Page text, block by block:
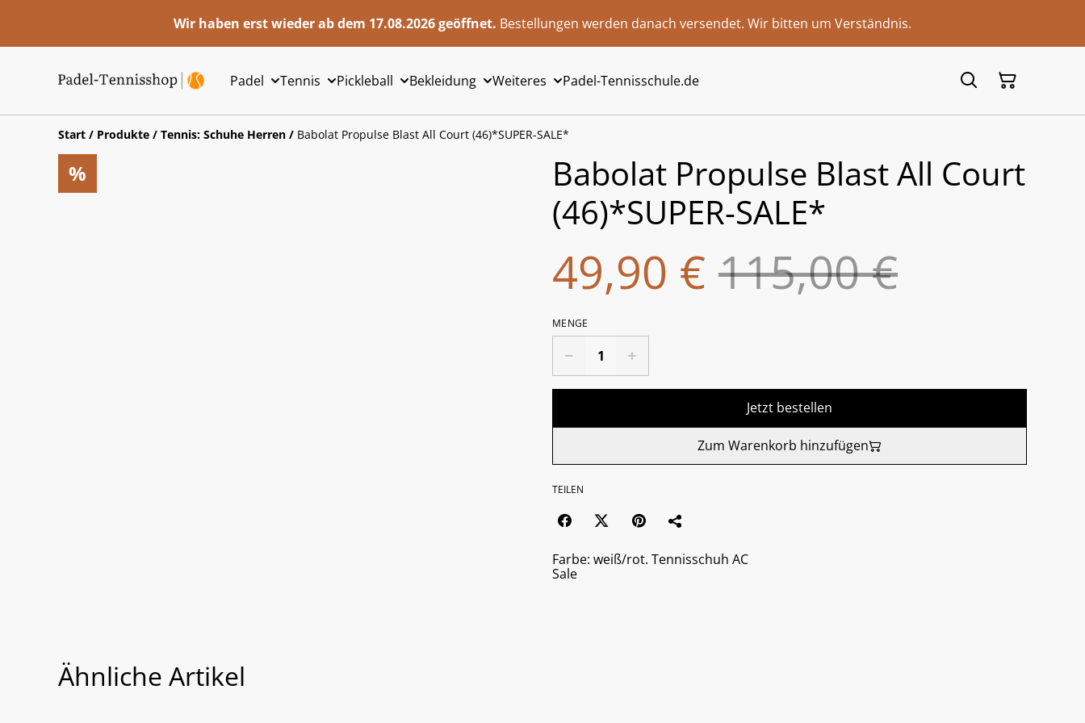
Wir haben erst wieder ab dem 17.08.2026 geöffnet. Bestellungen werden danach versendet. Wir bitten um Verständnis.
Padel Tennis Pickleball Bekleidung Weiteres Padel-Tennisschule.de
Start / Produkte / Tennis: Schuhe Herren / Babolat Propulse Blast All Court (46)*SUPER-SALE*
%
Babolat Propulse Blast All Court
(46)*SUPER-SALE*
49,90 € 115,00 €
MENGE
Jetzt bestellen
Zum Warenkorb hinzufügen
TEILEN
Farbe: weiß/rot. Tennisschuh AC
Sale
Ähnliche Artikel